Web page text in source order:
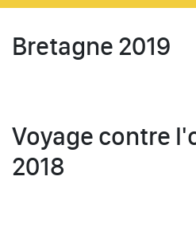
Bretagne 2019
Voyage contre
2018